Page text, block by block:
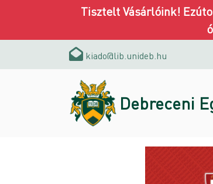
Tisztelt Vásárlóink!
kiado@lib.unideb.hu
Debreceni